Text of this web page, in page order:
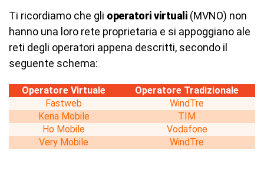
Ti ricordiamo che gli operatori virtuali (MVNO) non
hanno una loro rete proprietaria e si appoggiano ale
reti degli operatori appena descritti, secondo il
seguente schema:
Operatore Virtuale
Operatore Tradizionale
Fastweb
WindTre
Kena Mobile
TIM
Ho Mobile
Vodafone
Very Mobile
WindTre